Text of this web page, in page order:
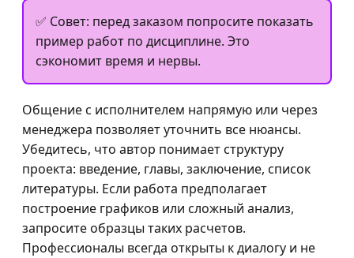
✅ Совет: перед заказом попросите показать
пример работ по дисциплине. Это
сэкономит время и нервы.
Общение с исполнителем напрямую или через
менеджера позволяет уточнить все нюансы.
Убедитесь, что автор понимает структуру
проекта: введение, главы, заключение, список
литературы. Если работа предполагает
построение графиков или сложный анализ,
запросите образцы таких расчетов.
Профессионалы всегда открыты к диалогу и не